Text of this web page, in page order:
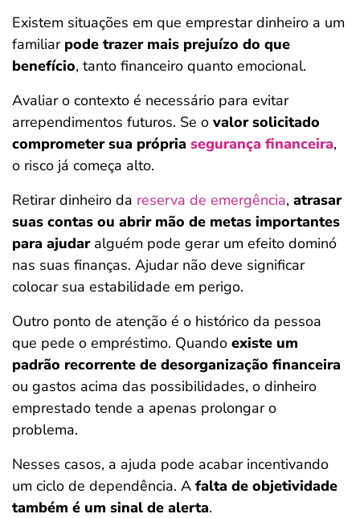
Existem situações em que emprestar dinheiro a um
familiar pode trazer mais prejuízo do que
benefício, tanto financeiro quanto emocional.
Avaliar o contexto é necessário para evitar
arrependimentos futuros. Se o valor solicitado
comprometer sua própria segurança financeira,
o risco já começa alto.
Retirar dinheiro da reserva de emergência, atrasar
suas contas ou abrir mão de metas importantes
para ajudaralguém pode gerar um efeito dominó
nas suas finanças. Ajudar não deve significar
colocar sua estabilidade em perigo.
Outro ponto de atenção é o histórico da pessoa
que pede o empréstimo. Quando existe um
padrão recorrente de desorganização financeira
ou gastos acima das possibilidades, o dinheiro
emprestado tende a apenas prolongar o
problema.
Nesses casos, a ajuda pode acabar incentivando
um ciclo de dependência. A falta de objetividade
também é um sinal de alerta.